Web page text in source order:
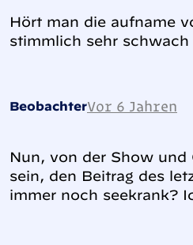
Hört man die aufname
stimmlich sehr schwach
BeobachterVor 6 Jahren
Nun, von der Show
sein, den Beitrag des
immer noch seekrank?